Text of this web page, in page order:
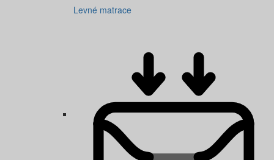
Levné matrace